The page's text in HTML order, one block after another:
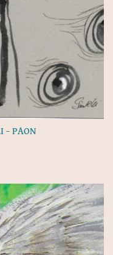
– PAON